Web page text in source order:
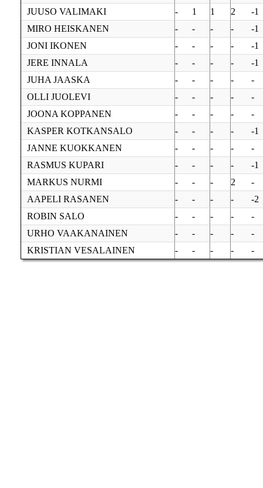
JUUSO VALIMAKI
- 1 1 2
-1
MIRO HEISKANEN
- - - -
-1
JONI IKONEN
- - - -
-1
JERE INNALA
- - - -
-1
JUHA JAASKA
- - - -
-
OLLI JUOLEVI
- - - -
-
JOONA KOPPANEN
- - - -
-
KASPER KOTKANSALO
- - - -
-1
JANNE KUOKKANEN
- - - -
-
RASMUS KUPARI
- - - -
-1
MARKUS NURMI
- - - 2
-
AAPELI RASANEN
- - - -
-2
ROBIN SALO
- - - -
-
URHO VAAKANAINEN
- - - -
-
KRISTIAN VESALAINEN
- - - - -